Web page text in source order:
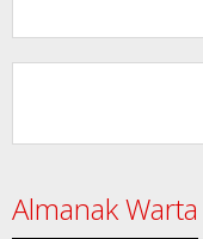
Almanak Warta